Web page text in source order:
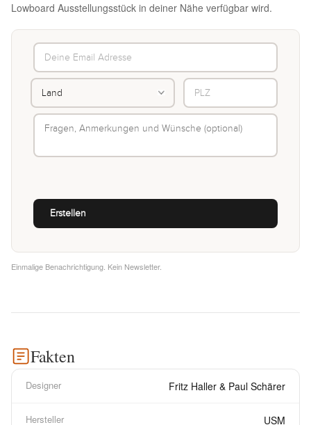
Lowboard Ausstellungsstück in deiner Nähe verfügbar wird.
Einmalige Benachrichtigung. Kein Newsletter.
Fakten
Designer Fritz Haller & Paul Schärer
Hersteller USM